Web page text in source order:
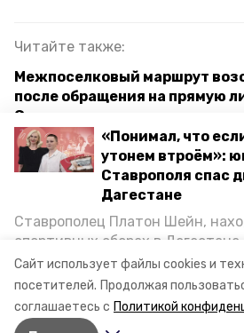
Сайт использует файлы cookies и
посетителей. Продолжая
соглашаетесь с Политикой
«Понимал, что
утонем втроём»:
Ставрополя спас
Дагестане
Ставрополец Платон Шейн,
спортивных сборах в
Каспийском море детей и
возвращении домой, отважного
пригласили в министерство
наградили. Корреспондент
Читайте также:
Межпоселковый маршрут
после обращения на прямую
Ставрополья
В Кочубеевском округе в
семь проектов по
Улицы городов Ставрополья
экипажи волонтёров
освобождение от фашистов
владимир владимиров